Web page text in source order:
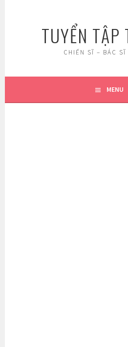
TUYỂN TẬP
CHIẾN SĨ – BÁC
MENU